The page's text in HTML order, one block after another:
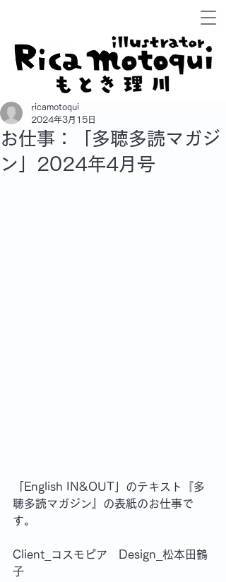
お仕事：「多聴多読マガジ
ン」2024年4月号
ricamotoqui
2024年3月15日
「English IN&OUT」のテキスト『多
聴多読マガジン』の表紙のお仕事で
す。
Client_コスモピア　Design_松本田鶴
子